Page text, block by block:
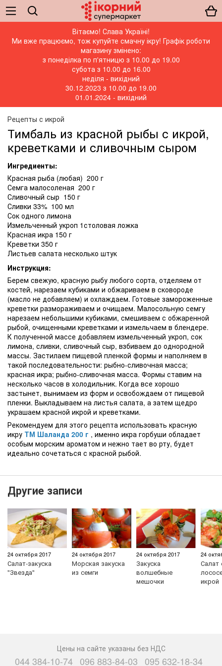
Вітаємо! Слава Україні!
Ми вже працюємо, тож купуйте смачну ікру! Графік роботи
магазину змінено:
з понеділка по п'ятницю з 10.00 до 19.00
субота з 10.00 до 16.00
неділя - вихідний
30.12.2023 з 10.00 до 19.00
01.01.2024 - вихідний
Рецепты с икрой
Тимбаль из красной рыбы с икрой,
креветками и сливочным сыром
Ингредиенты:
Красная рыба (любая) 200 г
Семга малосоленая 200 г
Сливочный сыр 150 г
Сливки 33% 100 мл
Сок одного лимона
Измельченный укроп 1столовая ложка
Красная икра 150 г
Креветки 350 г
Листьев салата несколько штук
Инструкция:
Берем свежую, красную рыбу любого сорта, отделяем от
костей, нарезаем кубиками и обжариваем в сковороде
(масло не добавляем) и охлаждаем. Готовые замороженные
креветки размораживаем и очищаем. Малосольную семгу
нарезаем небольшими кубиками, смешиваем с обжаренной
рыбой, очищенными креветками и измельчаем в блендере.
К полученной массе добавляем измельченный укроп, сок
лимона, сливки, сливочный сыр, взбиваем до однородной
массы. Застилаем пищевой пленкой формы и наполняем в
такой последовательности: рыбно-сливочная масса;
красная икра; рыбно-сливочная масса. Формы ставим на
несколько часов в холодильник. Когда все хорошо
застынет, вынимаем из форм и освобождаем от пищевой
пленки. Выкладываем на листья салата, а затем щедро
украшаем красной икрой и креветками.
Рекомендуем для этого рецепта использовать красную
икру ТМ Шаланда 200 г , именно икра горбуши обладает
особым морским ароматом и нежно тает во рту, будет
идеально сочетаться с красной рыбой.
Другие записи
24 октября 2017
Салат-закуска
"Звезда"
24 октября 2017
Морская закуска
из семги
24 октября 2017
Закуска
волшебные
мешочки
24
Салат
икрой
Цены на сайте указаны без НДС
044 384-10-74 096 883-84-03 095 632-18-34